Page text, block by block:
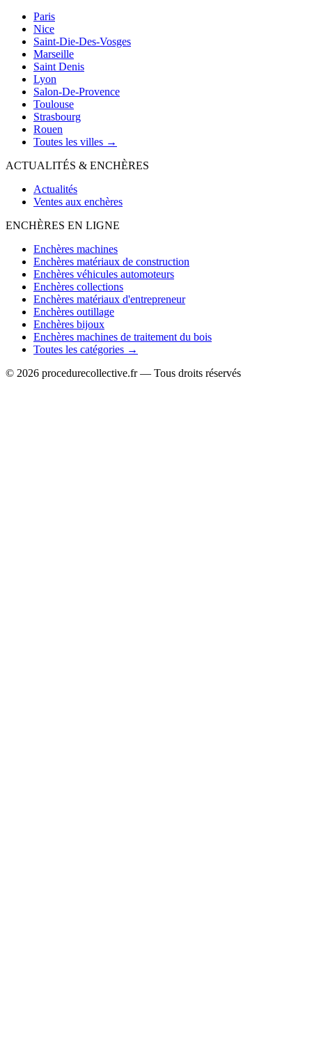
Paris
Nice
Saint-Die-Des-Vosges
Marseille
Saint Denis
Lyon
Salon-De-Provence
Toulouse
Strasbourg
Rouen
Toutes les villes →
ACTUALITÉS & ENCHÈRES
Actualités
Ventes aux enchères
ENCHÈRES EN LIGNE
Enchères machines
Enchères matériaux de construction
Enchères véhicules automoteurs
Enchères collections
Enchères matériaux d'entrepreneur
Enchères outillage
Enchères bijoux
Enchères machines de traitement du bois
Toutes les catégories →
© 2026 procedurecollective.fr — Tous droits réservés